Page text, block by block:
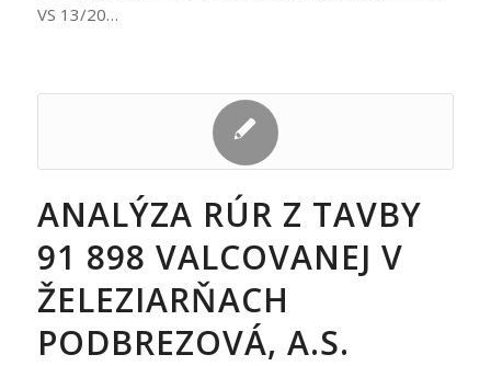
VS 13/20…
ANALÝZA RÚR Z TAVBY
91 898 VALCOVANEJ V
ŽELEZIARŇACH
PODBREZOVÁ, A.S.